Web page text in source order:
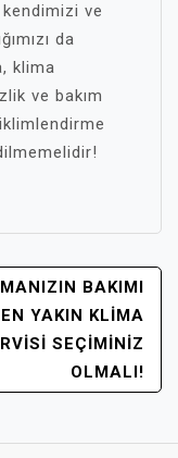
ve
da
klima
ve bakım
BAKIMI
YAKIN KLIMA
SEÇIMINIZ
OLMALI!